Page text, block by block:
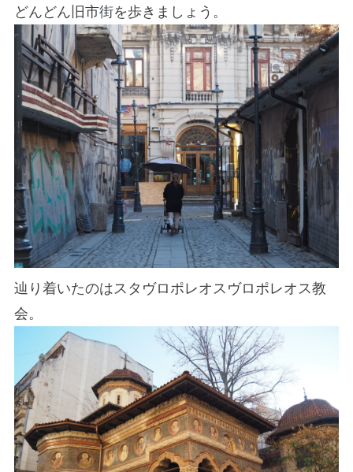
どんどん旧市街を歩きましょう。
辿り着いたのはスタヴロポレオスヴロポレオス教
会。